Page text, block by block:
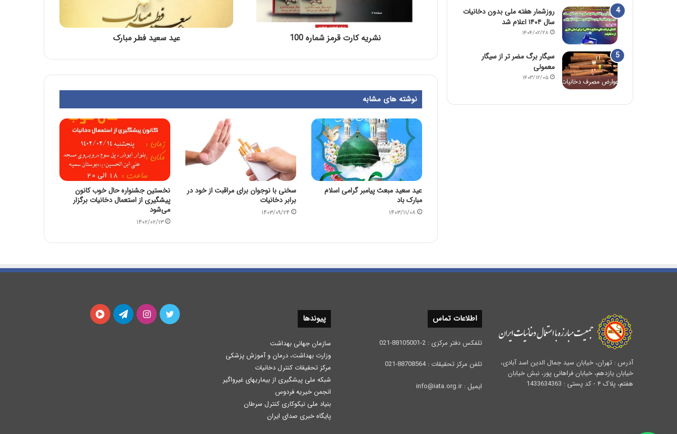
نشریه کارت قرمز شماره 100 عید سعید فطر مبارک
نوشته های مشابه
عید سعید مبعث پیامبر گرامی اسلام
مبارک باد
۱۴۰۳/۱۱/۰۸
سخنی با نوجوان برای مراقبت از خود در
برابر دخانیات
۱۴۰۳/۰۹/۲۴
نخستین جشنواره حال خوب کانون
پیشگیری از استعمال دخانیات برگزار
می‌شود
۱۴۰۲/۰۲/۱۳
روزشمار هفته ملی بدون دخانیات
سال ۱۴۰۴ اعلام شد
۱۴۰۴/۰۲/۲۸
سیگار برگ مضر تر از سیگار
معمولی
۱۴۰۳/۱۲/۰۵
آدرس : تهران، خیابان سید جمال الدین اسد آبادی،
خیابان یازدهم، خیابان فراهانی پور، نبش خیابان
هفتم، پلاک ۴ - کد پستی : 1433634363
اطلاعات تماس
تلفکس دفتر مرکزی : 2-88105001-021
تلفن مرکز تحقیقات : 88708564-021
ایمیل : info@iata.org.ir
پیوندها
سازمان جهانی بهداشت
وزارت بهداشت، درمان و آموزش پزشكی
مرکز تحقیقات کنترل دخانیات
شبکه ملی پیشگیری از بیماریهای غیرواگیر
انجمن خیریه فردوس
بنیاد ملی نیکوکاری کنترل سرطان
پایگاه خبری صدای ایران
توییتر اینستاگرامتلگرام آپارات